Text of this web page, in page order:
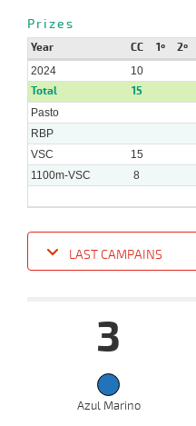
06-
2024
VS
Prizes
Year CC 1º 2º
2024 10
Total 15
Pasto
RBP
VSC
15
1100m-VSC
8
LAST CAMPAINS
1100m
3
Azul Marino